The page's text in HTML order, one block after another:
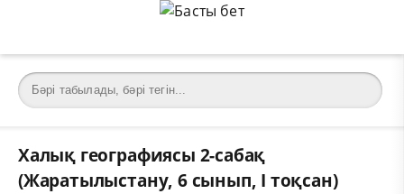
Халық географиясы 2-сабақ
(Жаратылыстану, 6 сынып, I тоқсан)